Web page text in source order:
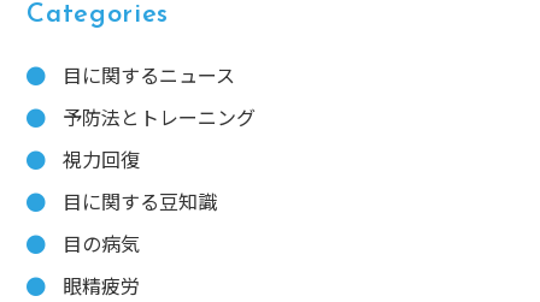
Categories
目に関するニュース
予防法とトレーニング
視力回復
目に関する豆知識
目の病気
眼精疲労